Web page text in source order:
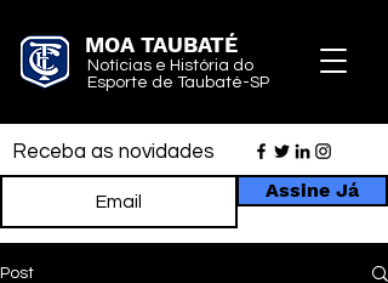
MOA TAUBATÉ
Notícias e História do
Esporte de Taubaté-SP
Receba as novidades
Assine Já
Post